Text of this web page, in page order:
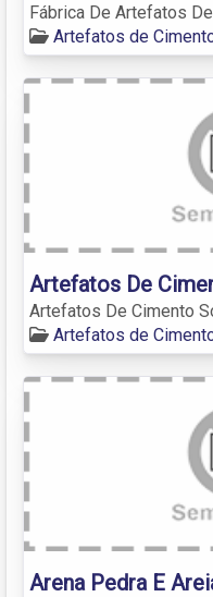
Fábrica De Artefatos
Artefatos de
Artefatos De
Artefatos De Cimento
Artefatos de
Arena Pedra E